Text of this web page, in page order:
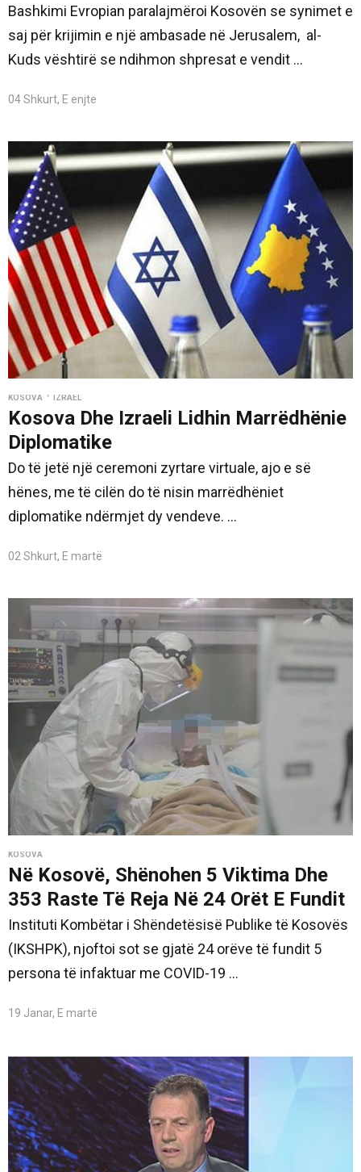
Bashkimi Evropian paralajmëroi Kosovën se synimet e
saj për krijimin e një ambasade në Jerusalem, al-
Kuds vështirë se ndihmon shpresat e vendit ...
04 Shkurt, E enjte
KOSOVA • IZRAEL
Kosova Dhe Izraeli Lidhin Marrëdhënie
Diplomatike
Do të jetë një ceremoni zyrtare virtuale, ajo e së
hënes, me të cilën do të nisin marrëdhëniet
diplomatike ndërmjet dy vendeve. ...
02 Shkurt, E martë
KOSOVA
Në Kosovë, Shënohen 5 Viktima Dhe
353 Raste Të Reja Në 24 Orët E Fundit
Instituti Kombëtar i Shëndetësisë Publike të Kosovës
(IKSHPK), njoftoi sot se gjatë 24 orëve të fundit 5
persona të infaktuar me COVID-19 ...
19 Janar, E martë